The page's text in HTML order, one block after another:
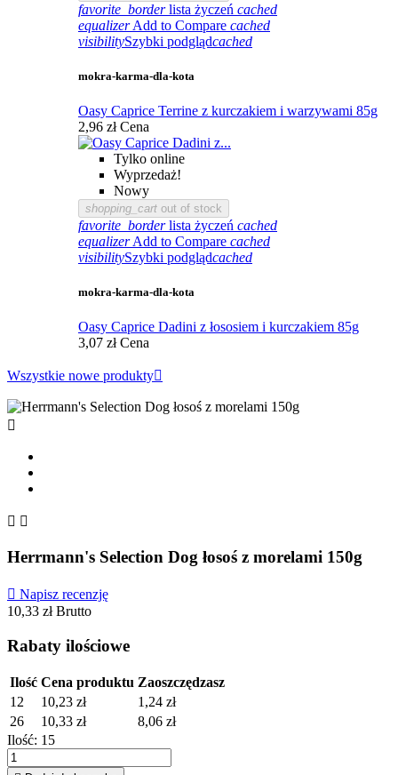
favorite_border lista życzeń cached
equalizer Add to Compare cached
visibilitySzybki podglądcached
mokra-karma-dla-kota
Oasy Caprice Terrine z kurczakiem i warzywami 85g
2,96 zł Cena
Tylko online
Wyprzedaż!
Nowy
shopping_cart out of stock
favorite_border lista życzeń cached
equalizer Add to Compare cached
visibilitySzybki podglądcached
mokra-karma-dla-kota
Oasy Caprice Dadini z łososiem i kurczakiem 85g
3,07 zł Cena
Wszystkie nowe produkty

 
Herrmann's Selection Dog łosoś z morelami 150g
 Napisz recenzję
10,33 złBrutto
Rabaty ilościowe
Ilość Cena produktu Zaoszczędzasz
12
10,23 zł
1,24 zł
26
10,33 zł
8,06 zł
Ilość: 15